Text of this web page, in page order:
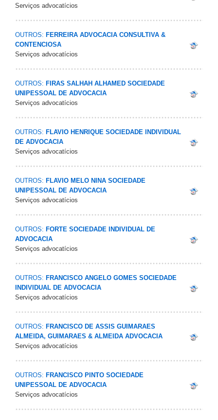
Serviços advocatícios
OUTROS: FERREIRA ADVOCACIA CONSULTIVA &
CONTENCIOSA
Serviços advocatícios
OUTROS: FIRAS SALHAH ALHAMED SOCIEDADE
UNIPESSOAL DE ADVOCACIA
Serviços advocatícios
OUTROS: FLAVIO HENRIQUE SOCIEDADE INDIVIDUAL
DE ADVOCACIA
Serviços advocatícios
OUTROS: FLAVIO MELO NINA SOCIEDADE
UNIPESSOAL DE ADVOCACIA
Serviços advocatícios
OUTROS: FORTE SOCIEDADE INDIVIDUAL DE
ADVOCACIA
Serviços advocatícios
OUTROS: FRANCISCO ANGELO GOMES SOCIEDADE
INDIVIDUAL DE ADVOCACIA
Serviços advocatícios
OUTROS: FRANCISCO DE ASSIS GUIMARAES
ALMEIDA, GUIMARAES & ALMEIDA ADVOCACIA
Serviços advocatícios
OUTROS: FRANCISCO PINTO SOCIEDADE
UNIPESSOAL DE ADVOCACIA
Serviços advocatícios